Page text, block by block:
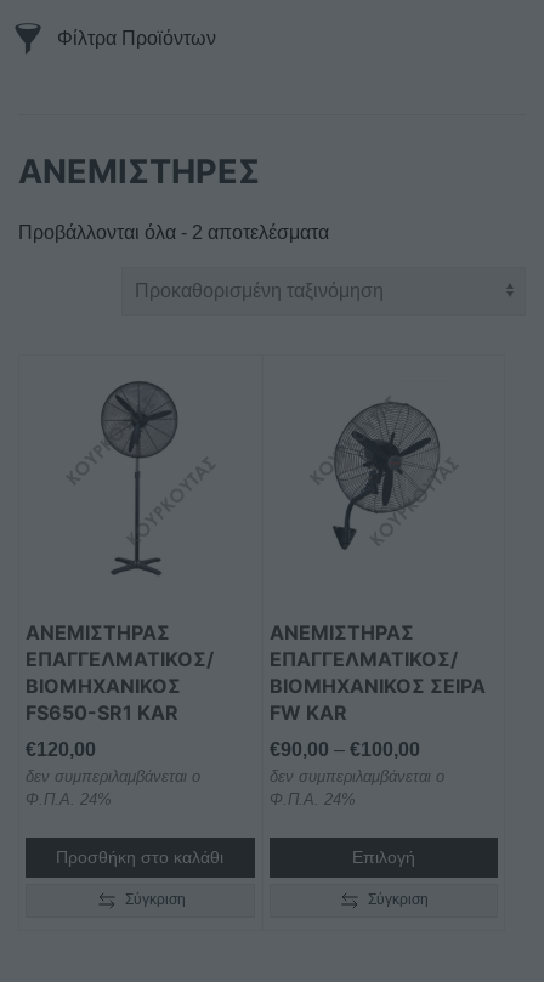
Φίλτρα Προϊόντων
ΑΝΕΜΙΣΤΗΡΕΣ
Προβάλλονται όλα - 2 αποτελέσματα
ΑΝΕΜΙΣΤΗΡΑΣ
ΕΠΑΓΓΕΛΜΑΤΙΚΟΣ/
ΒΙΟΜΗΧΑΝΙΚΟΣ
FS650-SR1 KAR
€120,00
δεν συμπεριλαμβάνεται ο
Φ.Π.Α. 24%
Προσθήκη στο καλάθι
Σύγκριση
ΑΝΕΜΙΣΤΗΡΑΣ
ΕΠΑΓΓΕΛΜΑΤΙΚΟΣ/
ΒΙΟΜΗΧΑΝΙΚΟΣ ΣΕΙΡΑ
FW KAR
€90,00 – €100,00Price
range:
through
δεν συμπεριλαμβάνεται ο
Φ.Π.Α. 24%
Επιλογή
πολλαπλές
παραλλαγές.
να
επιλεγούν
στη
σελίδα
του
προϊόντος
Σύγκριση